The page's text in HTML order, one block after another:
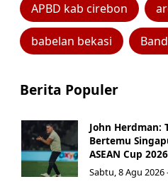
APBD kab cirebon
babelan bekasi
Berita Populer
John Herdman:
Bertemu
ASEAN Cup 2026
Sabtu, 8 Agu 2026